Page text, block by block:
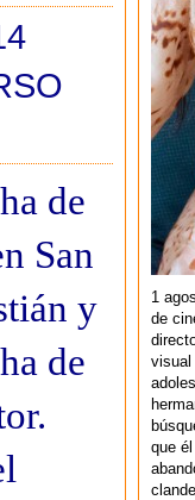
de
San
y
de
1
de
visual
que